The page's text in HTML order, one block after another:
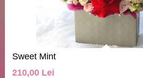
Sweet Mint
210,00 Lei